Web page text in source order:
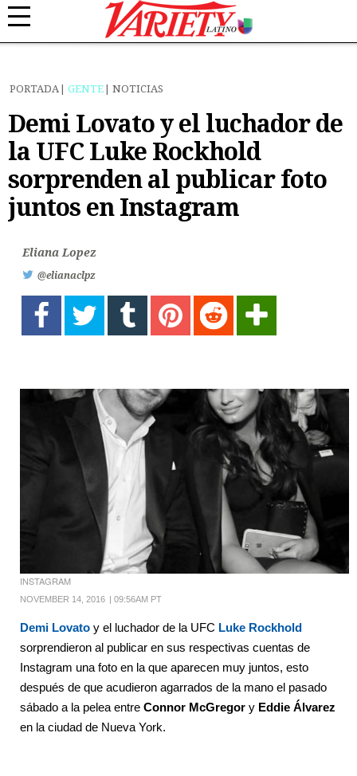
PORTADA GENTE NOTICIAS
Demi Lovato y el luchador de
la UFC Luke Rockhold
sorprenden al publicar foto
juntos en Instagram
Eliana Lopez
@elianaclpz
INSTAGRAM
NOVEMBER 14, 2016 09:56AM PT
Demi Lovato y el luchador de la UFC Luke Rockhold
sorprendieron al publicar en sus respectivas cuentas de
Instagram una foto en la que aparecen muy juntos, esto
después de que acudieron agarrados de la mano el pasado
sábado a la pelea entre Connor McGregor y Eddie Álvarez
en la ciudad de Nueva York.